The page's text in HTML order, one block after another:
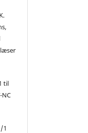
til
NC
1